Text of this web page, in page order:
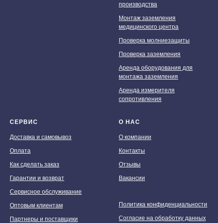
производства
Монтаж заземления
медицинского центра
Проверка молниезащиты
Проверка заземления
Аренда оборудования для
монтажа заземления
Аренда измерителя
сопротивления
СЕРВИС
Доставка и самовывоз
Оплата
Как сделать заказ
Гарантии и возврат
Сервисное обслуживание
Оптовым клиентам
Партнеры и поставщики
О НАС
О компании
Контакты
Отзывы
Вакансии
Политика конфиденциальности
Согласие на обработку данных